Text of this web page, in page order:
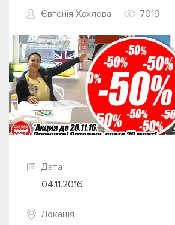
Євгенія Хохлова 7019
Дата
04.11.2016
Локація